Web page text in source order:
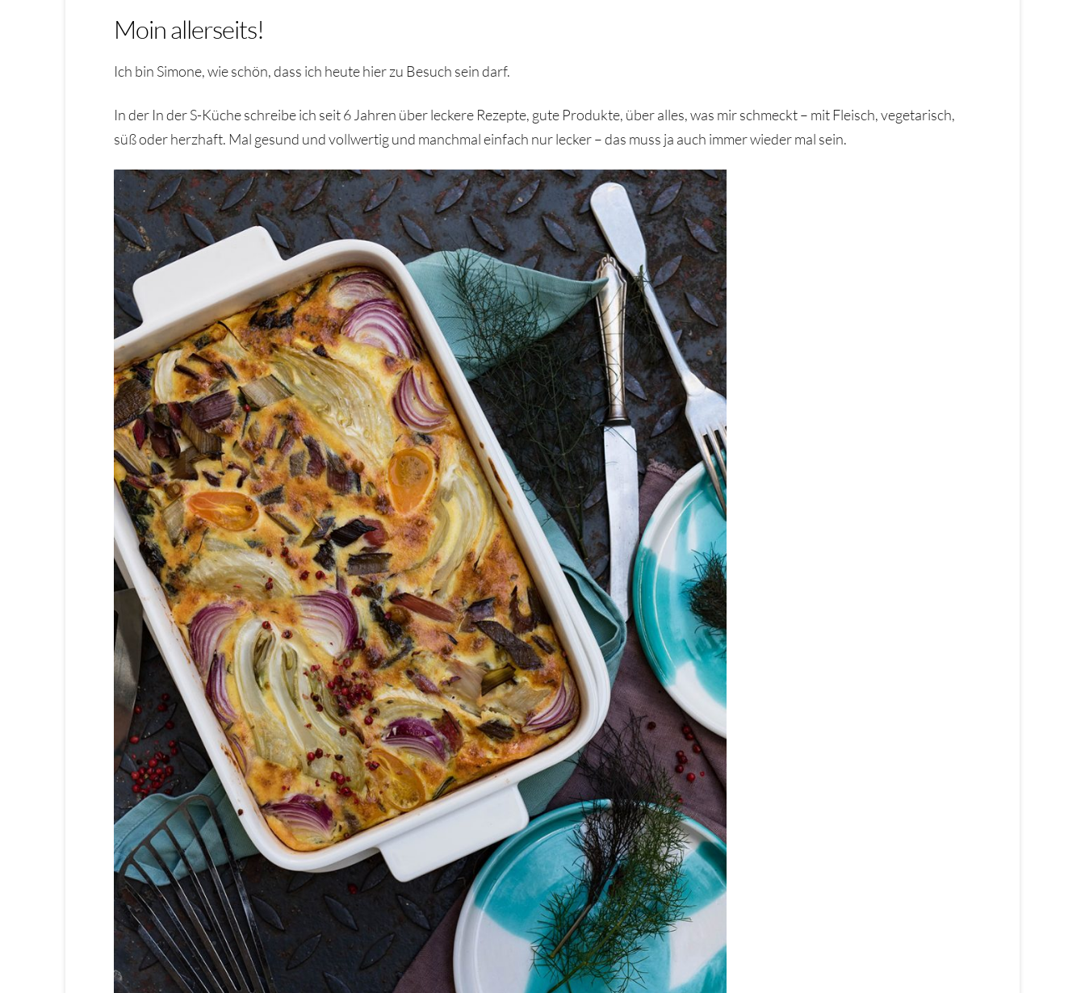
Moin allerseits!
Ich bin Simone, wie schön, dass ich heute hier zu Besuch sein darf.
In der In der S-Küche schreibe ich seit 6 Jahren über leckere Rezepte, gute Produkte, über alles, was mir schmeckt – mit Fleisch, vegetarisch,
süß oder herzhaft. Mal gesund und vollwertig und manchmal einfach nur lecker – das muss ja auch immer wieder mal sein.